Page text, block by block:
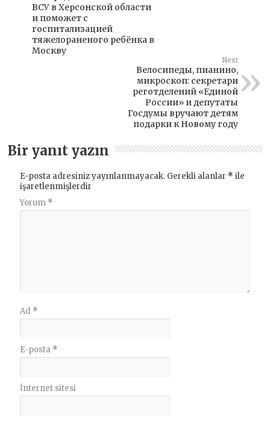
ВСУ в Херсонской области
и поможет с
госпитализацией
тяжелораненого ребёнка в
Москву
Next
Велосипеды, пианино,
микроскоп: секретари
реготделений «Единой
России» и депутаты
Госдумы вручают детям
подарки к Новому году
Bir yanıt yazın
E-posta adresiniz yayınlanmayacak. Gerekli alanlar * ile
işaretlenmişlerdir
Yorum *
Ad *
E-posta *
İnternet sitesi